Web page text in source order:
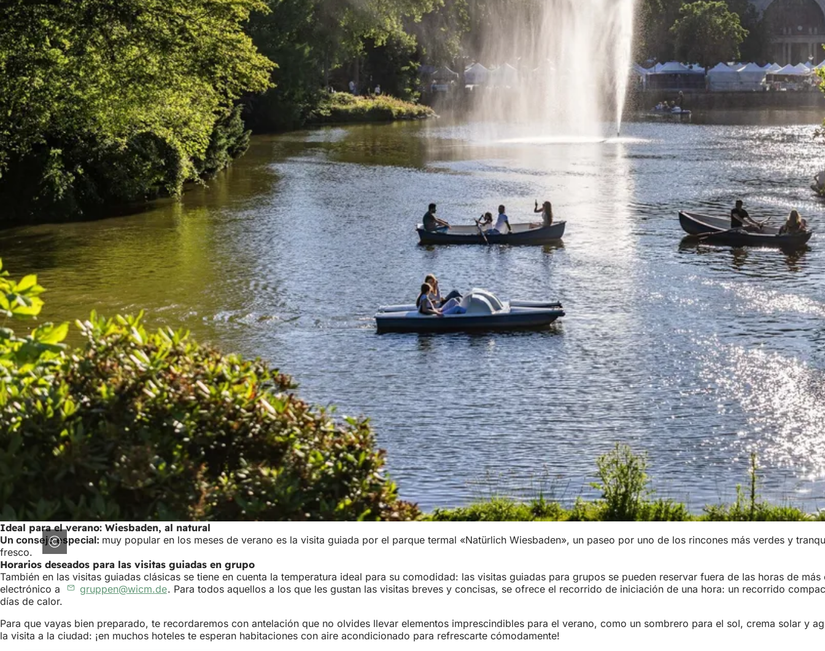
Ideal para el verano: Wiesbaden, al natural
Un consejo especial: muy popular en los meses de verano es la visita guiada por el parque termal «Natürlich Wiesbaden», un paseo por uno de los rincones más verdes y
fresco.
Horarios deseados para las visitas guiadas en grupo
También en las visitas guiadas clásicas se tiene en cuenta la temperatura ideal para su comodidad: las visitas guiadas para grupos se pueden reservar fuera de las horas de
electrónico a
gruppen wicm de. Para todos aquellos a los que les gustan las visitas breves y concisas, se ofrece el recorrido de iniciación de una hora: un recorrido
días de calor.
Para que vayas bien preparado, te recordaremos con antelación que no olvides llevar elementos imprescindibles para el verano, como un sombrero para el sol, crema solar y
la visita a la ciudad: ¡en muchos hoteles te esperan habitaciones con aire acondicionado para refrescarte cómodamente!